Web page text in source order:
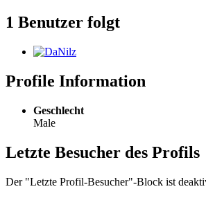
1 Benutzer folgt
Profile Information
Geschlecht
Male
Letzte Besucher des Profils
Der "Letzte Profil-Besucher"-Block ist